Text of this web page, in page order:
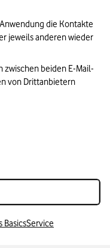
die Kontakte
jeweils anderen wieder
zwischen beiden E-Mail-
von Drittanbietern
BasicsService